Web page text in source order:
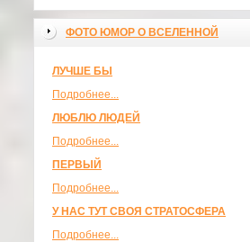
ФОТО ЮМОР О ВСЕЛЕННОЙ
ЛУЧШЕ БЫ
Подробнее...
ЛЮБЛЮ ЛЮДЕЙ
Подробнее...
ПЕРВЫЙ
Подробнее...
У НАС ТУТ СВОЯ СТРАТОСФЕРА
Подробнее...